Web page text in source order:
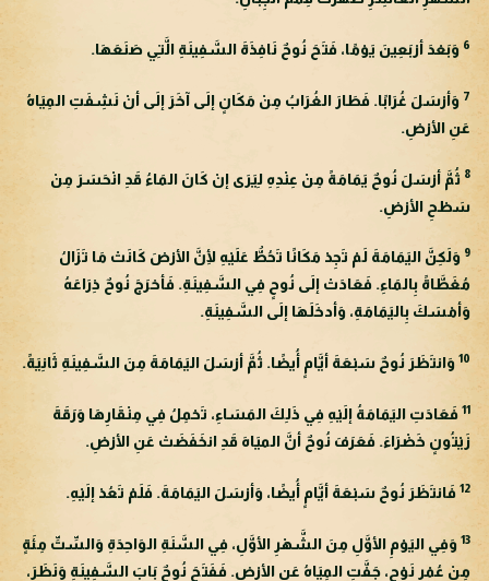
6 وَبَعْدَ أرْبَعِينَ يَوْمًا، فَتَحَ نُوحٌ نَافِذَةَ السَّفِينَةِ الَّتِي صَنَعَهَا.
7 وَأرْسَلَ غُرَابًا. فَطَارَ الغُرَابُ مِنْ مَكَانٍ إلَى آخَرَ إلَى أنْ نَشِفَتِ المِيَاهُ
عَنِ الأرْضِ.
8 ثُمَّ أرْسَلَ نُوحٌ يَمَامَةً مِنْ عِنْدِهِ لِيَرَى إنْ كَانَ المَاءُ قَدِ انْحَسَرَ مِنْ
سَطْحِ الأرْضِ.
9 وَلَكِنَّ اليَمَامَةَ لَمْ تَجِدْ مَكَانًا تَحُطُّ عَلَيْهِ لِأنَّ الأرْضَ كَانَتْ مَا تَزَالُ
مُغَطَّاةً بِالمَاءِ. فَعَادَتْ إلَى نُوحٍ فِي السَّفِينَةِ. فَأخرَجَ نُوحٌ ذِرَاعَهُ
وَأمْسَكَ بِاليَمَامَةِ، وَأدخَلَهَا إلَى السَّفِينَةِ.
10 وَانتَظَرَ نُوحٌ سَبْعَةَ أيَّامٍ أُيضًا. ثُمَّ أرْسَلَ اليَمَامَةَ مِنَ السَّفِينَةِ ثَانِيَةً.
11 فَعَادَتِ اليَمَامَةُ إلَيْهِ فِي ذَلِكَ المَسَاءِ، تَحْمِلُ فِي مِنْقَارِهَا وَرَقَةَ
زَيْتُونٍ خَضْرَاءَ. فَعَرَفَ نُوحٌ أنَّ الميَاهَ قَدِ انخَفَضَتْ عَنِ الأرْضِ.
12 فَانتَظَرَ نُوحٌ سَبْعَةَ أيَّامٍ أُيضًا، وَأرْسَلَ اليَمَامَةَ. فَلَمْ تَعُدْ إلَيْهِ.
13 وَفِي اليَوْمِ الأوَّلِ مِنَ الشَّهْرِ الأوَّلِ، فِي السَّنَةِ الوَاحِدَةِ وَالسِّتِّ مِئَةٍ
مِنْ عُمْرِ نَوْحٍ، جَفَّتِ المِيَاهُ عَنِ الأرْضِ. فَفَتَحَ نُوحٌ بَابَ السَّفِينَةِ وَنَظَرَ،